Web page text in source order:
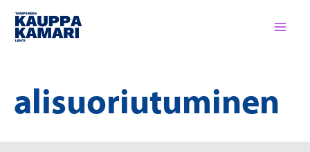
Siirry
sisältöön
alisuoriutuminen